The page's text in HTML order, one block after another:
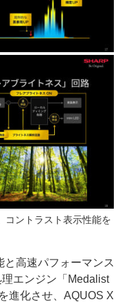
コントラスト表示性能を
高速パフォーマンス
エンジン「Medalist
進化させ、AQUOS X